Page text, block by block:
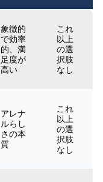
象徴的
で効率
的、満
足度が
高い
これ
以上
の選
択肢
なし
アレナ
ルらし
さの本
質
これ
以上
の選
択肢
なし